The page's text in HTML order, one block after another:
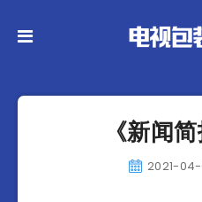
《新闻
2021-